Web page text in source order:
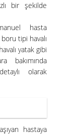
bir şekilde
hasta
tipi havalı
yatak gibi
bakımında
olarak
hastaya